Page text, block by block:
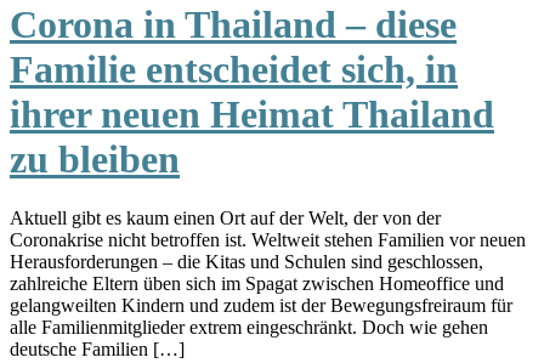
Corona in Thailand – diese
Familie entscheidet sich, in
ihrer neuen Heimat Thailand
zu bleiben
Aktuell gibt es kaum einen Ort auf der Welt, der von der
Coronakrise nicht betroffen ist. Weltweit stehen Familien vor neuen
Herausforderungen – die Kitas und Schulen sind geschlossen,
zahlreiche Eltern üben sich im Spagat zwischen Homeoffice und
gelangweilten Kindern und zudem ist der Bewegungsfreiraum für
alle Familienmitglieder extrem eingeschränkt. Doch wie gehen
deutsche Familien […]